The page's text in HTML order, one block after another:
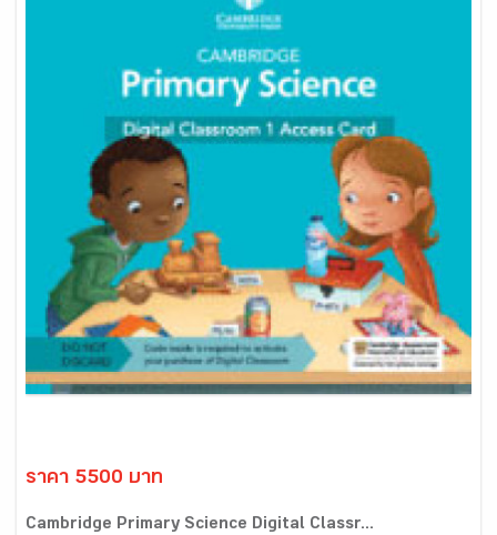
ราคา 5500 บาท
Cambridge Primary Science Digital Classr...